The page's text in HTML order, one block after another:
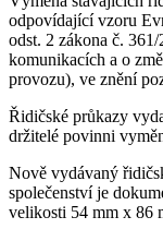
odpovídající vzoru
odst. 2 zákona č.
komunikacích a o
provozu), ve znění
Řidičské průkazy
držitelé povinni
Nově vydávaný
společenství je
velikosti 54 mm x 86